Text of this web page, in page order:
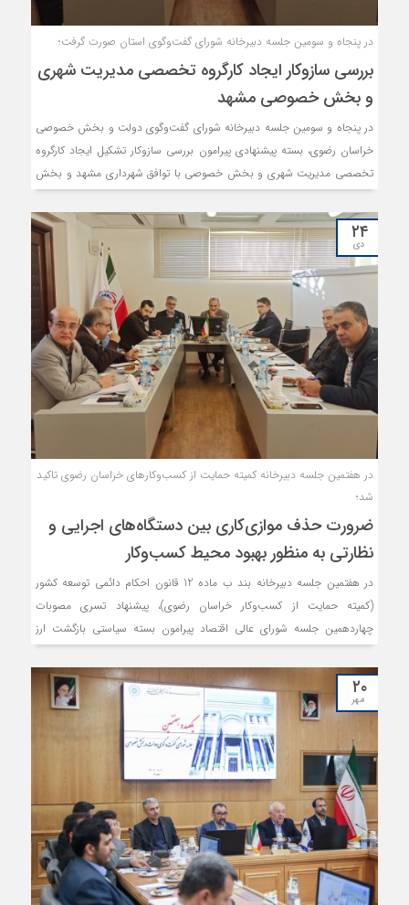
در پنجاه و سومین جلسه دبیرخانه شورای گفت‌وگوی استان صورت گرفت؛
بررسی سازوکار ایجاد کارگروه تخصصی مدیریت شهری
و بخش خصوصی مشهد
در پنجاه و سومین جلسه دبیرخانه شورای گفت‌وگوی دولت و بخش خصوصی
خراسان رضوی، بسته پیشنهادی پیرامون بررسی سازوکار تشکیل ایجاد کارگروه
تخصصی مدیریت شهری و بخش خصوصی با توافق شهرداری مشهد و بخش
۲۴
دی
در هفتمین جلسه دبیرخانه کمیته حمایت از کسب‌وکارهای خراسان رضوی تاکید
شد؛
ضرورت حذف موازی‌کاری بین دستگاه‌های اجرایی و
نظارتی به منظور بهبود محیط کسب‌وکار
در هفتمین جلسه دبیرخانه بند ب ماده 12 قانون احکام دائمی توسعه کشور
(کمیته حمایت از کسب‌وکار خراسان رضوی)، پیشنهاد تسری مصوبات
چهاردهمین جلسه شورای عالی اقتصاد پیرامون بسته سیاستی بازگشت ارز
به سال بعد، مطرح و بررسی گردید. چگونگی عرضه لبنیات سنتی در واحدهای
صنفی و الزامات بهداشتی مورد نیاز محصولات لبنی عرضه شده و ضرورت
داشتن شناسه بهداشتی، لزوم پذیرش آزمایش‌های یکسان و حذف موازی کاری
فی‌مابین ادارات کل بهداشت و استاندارد استان و چگونگی نظارت بهداشتی بر
واحدهای عرضه کننده نان حجیم و استاندارهای لازم پیرامون ارائه محصولات،
از دیگر دستورکارهای این جلسه بود که مطرح و بررسی شد.
۲۰
مهر